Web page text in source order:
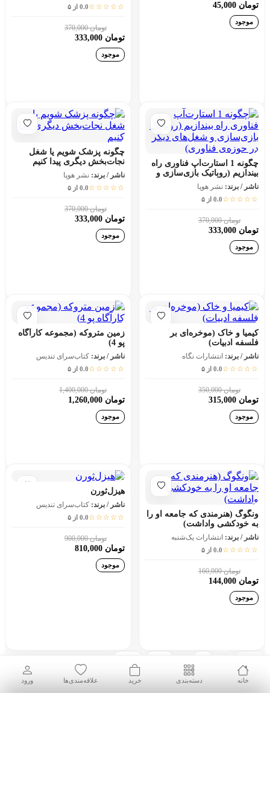
ورود علاقه‌مندی‌ها خرید دسته‌بندی خانه
تومان 45,000
موجود
☆☆☆☆☆0.0 از ۵
تومان 370,000
تومان 333,000
موجود
چگونه 1 استارت‌آپ فناوری راه
بیندازیم (روباتیک بازی‌سازی و
شغل‌های دیگر در حوزه‌ی
فناوری)
ناشر / برند: نشر هوپا
☆☆☆☆☆0.0 از ۵
تومان 370,000
تومان 333,000
موجود
چگونه پزشک شویم یا شغل
نجات‌بخش دیگری پیدا کنیم
ناشر / برند: نشر هوپا
☆☆☆☆☆0.0 از ۵
تومان 370,000
تومان 333,000
موجود
کیمیا و خاک (موخره‌ای بر
فلسفه ادبیات)
ناشر / برند: انتشارات نگاه
☆☆☆☆☆0.0 از ۵
تومان 350,000
تومان 315,000
موجود
زمین متروکه (مجموعه کارآگاه
پو 4)
ناشر / برند: کتاب‌سرای تندیس
☆☆☆☆☆0.0 از ۵
تومان 1,400,000
تومان 1,260,000
موجود
ونگوگ (هنرمندی که جامعه او را
به خودکشی واداشت)
ناشر / برند: انتشارات یک‌شنبه
☆☆☆☆☆0.0 از ۵
تومان 160,000
تومان 144,000
موجود
هیزل‌ثورن
ناشر / برند: کتاب‌سرای تندیس
☆☆☆☆☆0.0 از ۵
تومان 900,000
تومان 810,000
موجود